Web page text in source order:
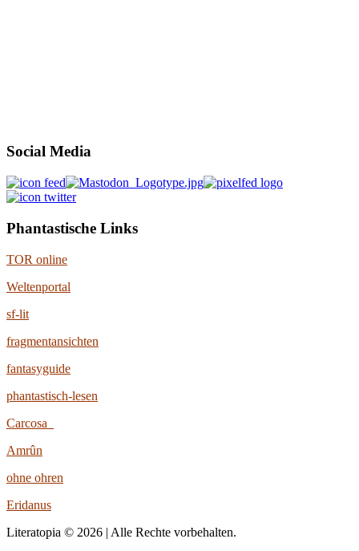
Social Media
Phantastische Links
TOR online
Weltenportal
sf-lit
fragmentansichten
fantasyguide
phantastisch-lesen
Carcosa
Amrûn
ohne ohren
Eridanus
Literatopia © 2026 | Alle Rechte vorbehalten.